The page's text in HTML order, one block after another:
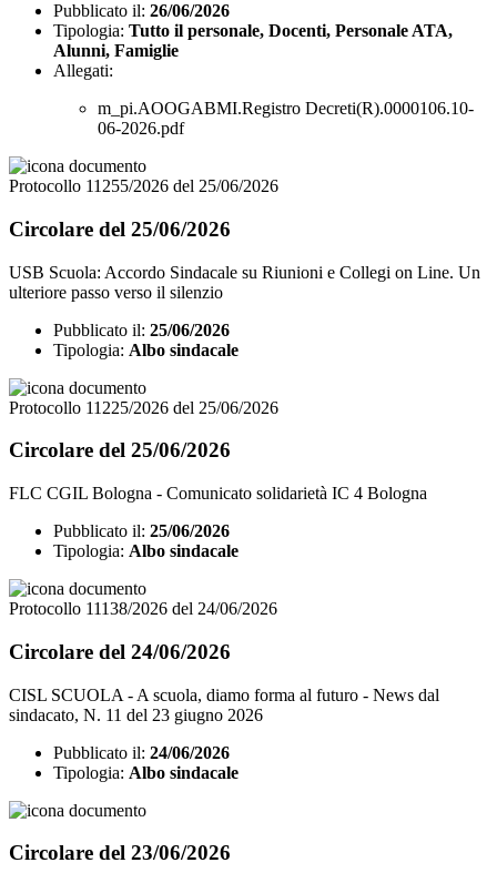
Pubblicato il: 26/06/2026
Tipologia: Tutto il personale, Docenti, Personale ATA,
Alunni, Famiglie
Allegati:
m_pi.AOOGABMI.Registro Decreti(R).0000106.10-
06-2026.pdf
Protocollo 11255/2026 del 25/06/2026
Circolare del 25/06/2026
USB Scuola: Accordo Sindacale su Riunioni e Collegi on Line. Un
ulteriore passo verso il silenzio
Pubblicato il: 25/06/2026
Tipologia: Albo sindacale
Protocollo 11225/2026 del 25/06/2026
Circolare del 25/06/2026
FLC CGIL Bologna - Comunicato solidarietà IC 4 Bologna
Pubblicato il: 25/06/2026
Tipologia: Albo sindacale
Protocollo 11138/2026 del 24/06/2026
Circolare del 24/06/2026
CISL SCUOLA - A scuola, diamo forma al futuro - News dal
sindacato, N. 11 del 23 giugno 2026
Pubblicato il: 24/06/2026
Tipologia: Albo sindacale
Circolare del 23/06/2026